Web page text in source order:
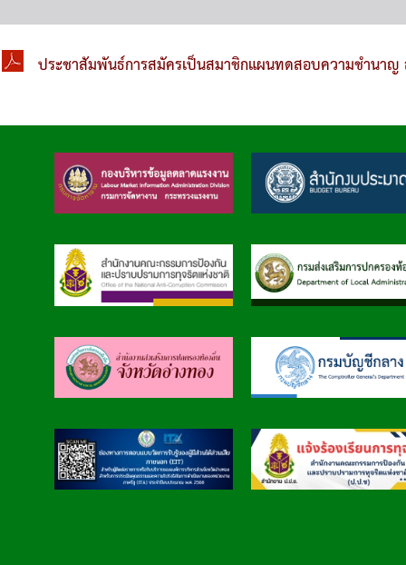
ประชาสัมพันธ์การสมัครเป็นสมาชิกแผนทดสอบความชำนา